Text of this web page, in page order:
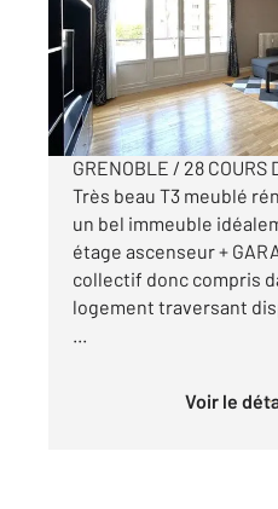
Appartement T3 à
1 050 €
par mois charges
GRENOBLE / 28 COURS
Très beau T3 meublé
un bel immeuble
étage ascenseur +
collectif donc compris
logement traversant
...
Voir le